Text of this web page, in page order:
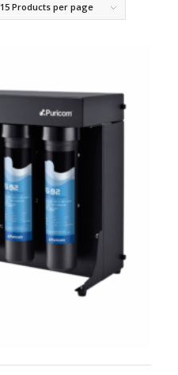
15 Products per page